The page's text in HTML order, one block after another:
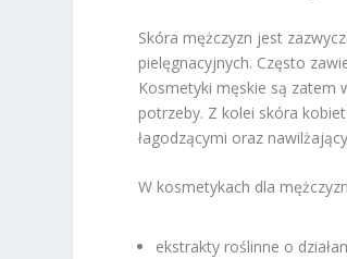
Skóra mężczyzn jest
pielęgnacyjnych. Często
Kosmetyki męskie są zatem
potrzeby. Z kolei skóra
łagodzącymi oraz
W kosmetykach dla
ekstrakty roślinne o